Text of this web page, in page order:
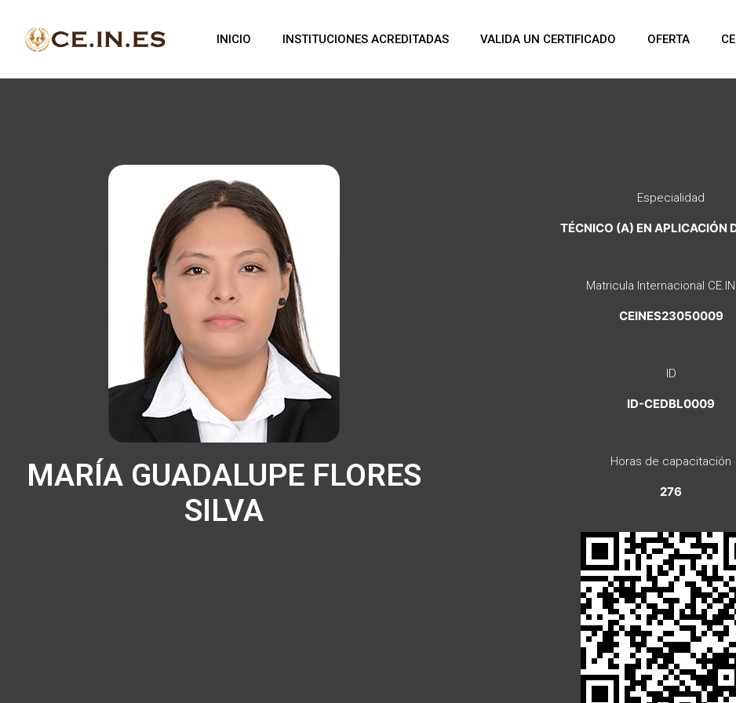
INICIO INSTITUCIONES ACREDITADAS VALIDA UN CERTIFICADO OFERTA
MARÍA GUADALUPE FLORES
SILVA
Especialidad
TÉCNICO (A) EN APLICACIÓN
Matricula Internacional
CEINES23050009
ID
ID-CEDBL0009
Horas de capacitación
276